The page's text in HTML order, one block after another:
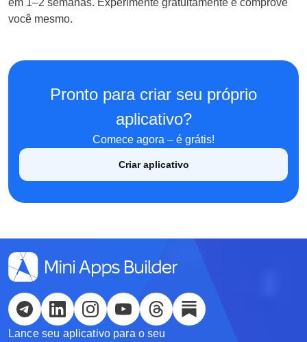
você mesmo.
Pronto para criar seu próprio
aplicativo?
Comece agora – é grátis!
Criar aplicativo
Lance seu aplicativo para o seu
Русский
Қазақша
Español
Українська
한국어